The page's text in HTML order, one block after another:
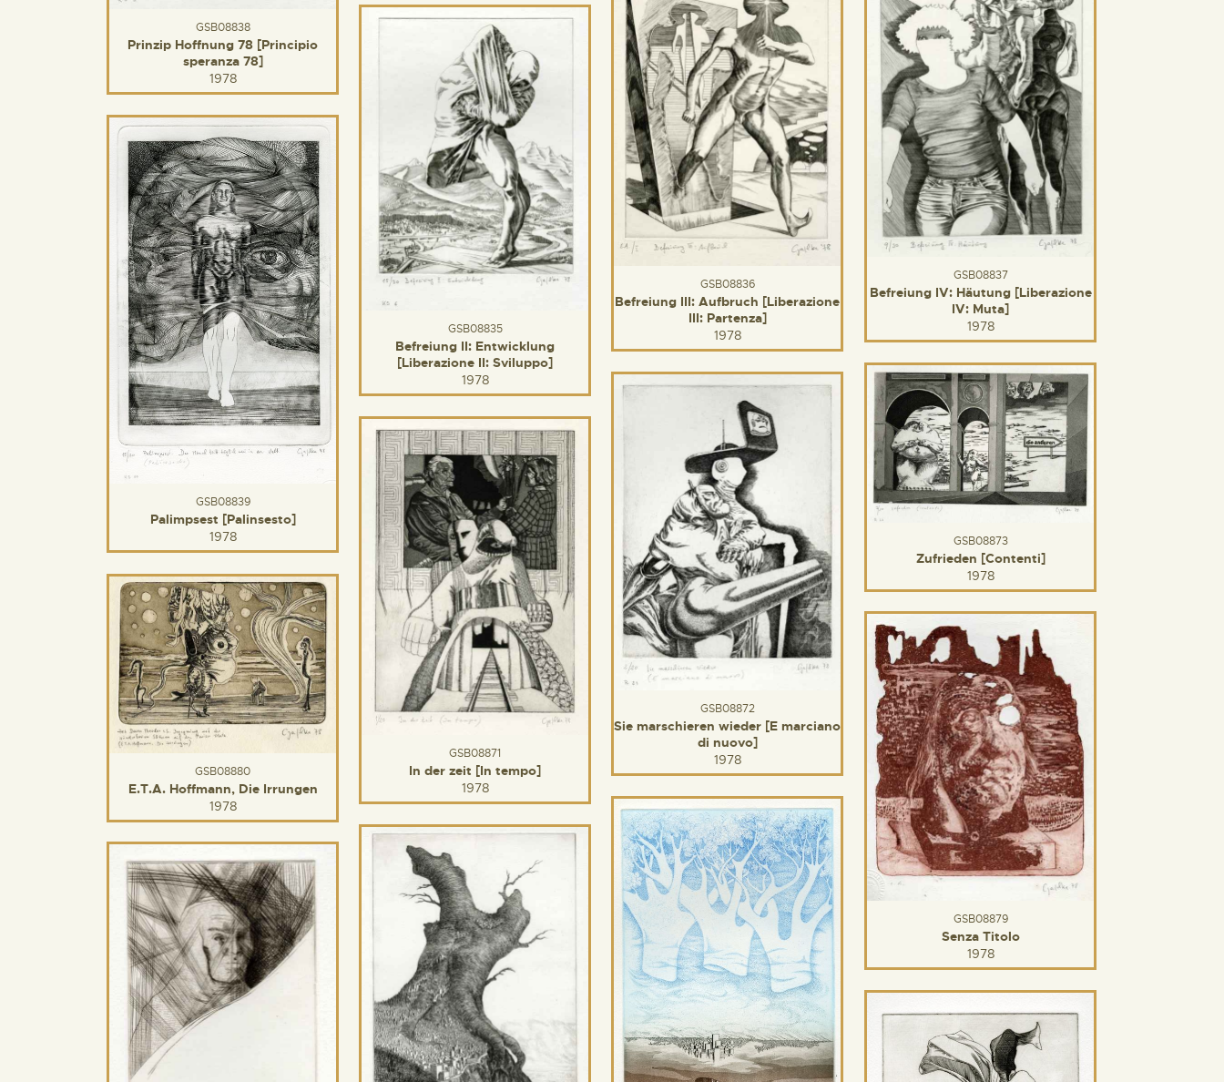
GSB08838
Prinzip Hoffnung 78 [Principio
speranza 78]
1978
GSB08837
Befreiung IV: Häutung [Liberazione
IV: Muta]
1978
GSB08836
Befreiung III: Aufbruch [Liberazione
III: Partenza]
1978
GSB08835
Befreiung II: Entwicklung
[Liberazione II: Sviluppo]
1978
GSB08839
Palimpsest [Palinsesto]
1978
GSB08873
Zufrieden [Contenti]
1978
GSB08872
Sie marschieren wieder [E marciano
di nuovo]
1978
GSB08871
In der zeit [In tempo]
1978
GSB08880
E.T.A. Hoffmann, Die Irrungen
1978
GSB08879
Senza Titolo
1978